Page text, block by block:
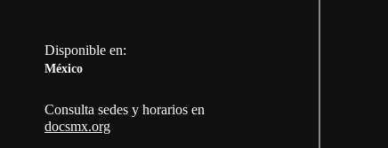
Disponible en:
México
Consulta sedes y horarios en
docsmx.org